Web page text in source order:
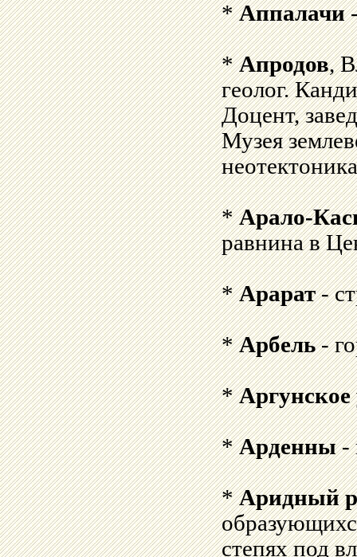
*Аппалачи-
*Апродов,
геолог.
Доцент,
Музея
*Арало-
равнина в
*Арарат-
*Арбель-
*
*Арденны-
*Аридный
степях под